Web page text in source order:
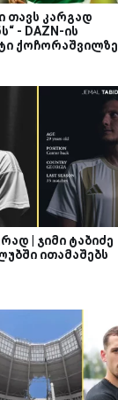
თავს კარგად
- DAZN-ის
ქოჩორაშვილზე
| ჯიმი ტაბიძე
ითამაშებს